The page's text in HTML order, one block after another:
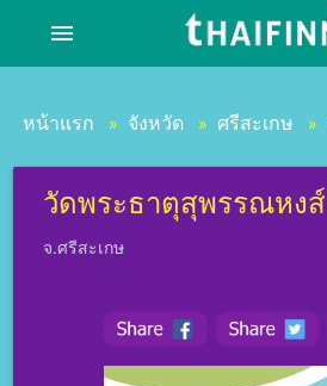
menu
หน้าแรก » จังหวัด » ศรีสะเกษ »
วัดพระธาตุสุพรรณหงส์
จ.ศรีสะเกษ